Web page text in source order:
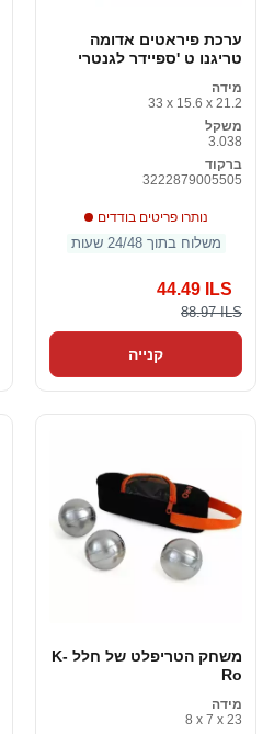
ערכת פיראטים אדומה
טריגנו ט 'ספיידר לגנטרי
מידה
33 x 15.6 x 21.2
משקל
3.038
ברקוד
3222879005505
נותרו פריטים בודדים
משלוח בתוך 24/48 שעות
44.49 ILS
88.97 ILS
קנייה
משחק הטריפלט של חלל K-
Ro
מידה
8 x 7 x 23